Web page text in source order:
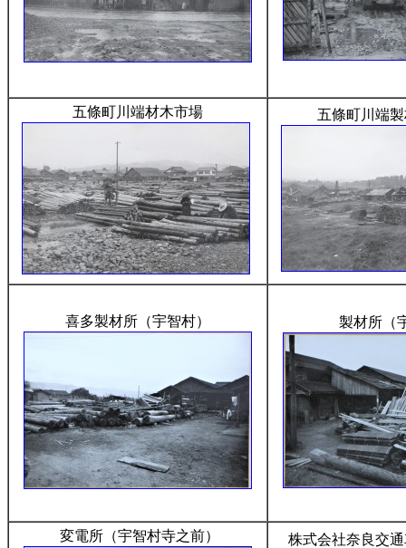
五條町川端材木市場 五條町川端
喜多製材所（宇智村） 製材所（
変電所（宇智村寺之前） 株式会社奈良交